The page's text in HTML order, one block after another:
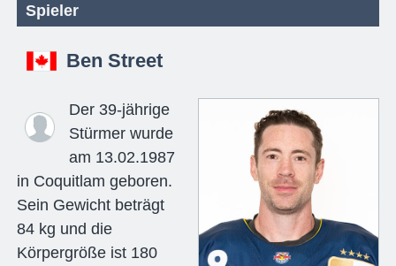
Spieler
Ben Street
Der 39-jährige
Stürmer wurde
am 13.02.1987
in Coquitlam geboren.
Sein Gewicht beträgt
84 kg und die
Körpergröße ist 180